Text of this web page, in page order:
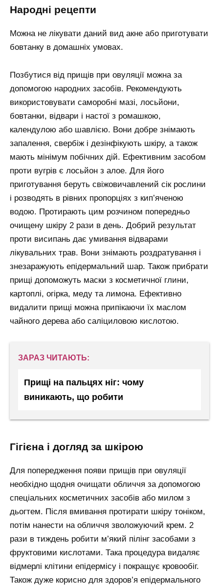
народні рецепти
Можна не лікувати даний вид акне або приготувати
бовтанку в домашніх умовах.
Позбутися від прищів при овуляції можна за
допомогою народних засобів. Рекомендують
використовувати саморобні мазі, лосьйони,
бовтанки, відвари і настої з ромашкою,
календулою або шавлією. Вони добре знімають
запалення, свербіж і дезінфікують шкіру, а також
мають мінімум побічних дій. Ефективним засобом
проти вугрів є лосьйон з алое. Для його
приготування беруть свіжовичавлений сік рослини
і розводять в рівних пропорціях з кип’яченою
водою. Протирають цим розчином попередньо
очищену шкіру 2 рази в день. Добрий результат
проти висипань дає умивання відварами
лікувальних трав. Вони знімають роздратування і
знезаражують епідермальний шар. Також прибрати
прищі допоможуть маски з косметичної глини,
картоплі, огірка, меду та лимона. Ефективно
видалити прищі можна припікаючи їх маслом
чайного дерева або саліциловою кислотою.
ЗАРАЗ ЧИТАЮТЬ:
Прищі на пальцях ніг: чому
виникають, що робити
гігієна і догляд за шкірою
Для попередження появи прищів при овуляції
необхідно щодня очищати обличчя за допомогою
спеціальних косметичних засобів або милом з
дьогтем. Після вмивання протирати шкіру тоніком,
потім нанести на обличчя зволожуючий крем. 2
рази в тиждень робити м’який пілінг засобами з
фруктовими кислотами. Така процедура видаляє
відмерлі клітини епідермісу і покращує кровообіг.
Також дуже корисно для здоров’я епідермального